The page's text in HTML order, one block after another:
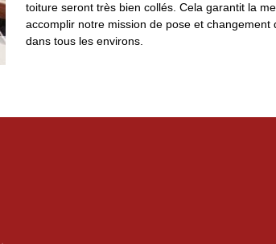
toiture seront très bien collés. Cela garantit la
accomplir notre mission de pose et
dans tous les environs.